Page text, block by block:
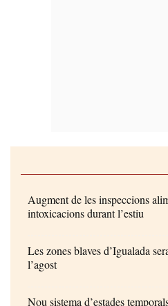
Augment de les inspeccions
intoxicacions durant l’estiu
Les zones blaves d’Igualada
l’agost
Nou sistema d’estades